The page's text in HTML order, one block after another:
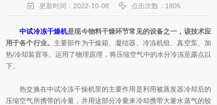
更新时间：2022-10-08 点击次数：1805
中试冷冻干燥机是现今物料干燥环节常见的设备之一，该技术应
用于各个行业。 主要部件为干燥箱、凝结器、冷冻机组、真空泵、加
热/冷却装置等。运用了物理原理，将压缩空气中的水分冷冻至露点以
下。
热交换在中试冷冻干燥机里的主要作用是利用被蒸发器冷却后的
压缩空气所携带的冷量，并用这部分冷量来冷却携带大量水蒸气的较